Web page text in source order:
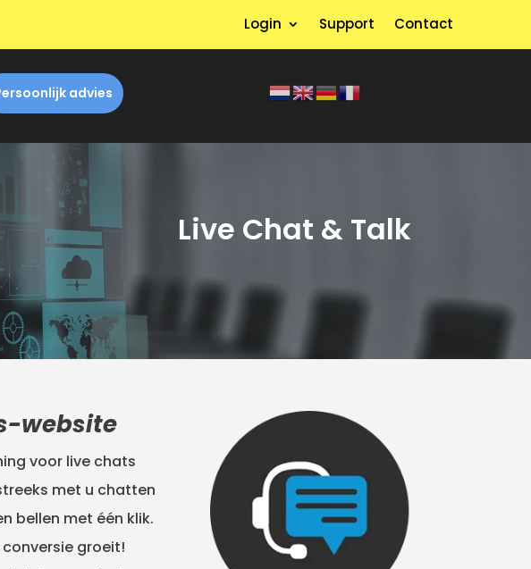
Login Support Contact
advies
Live Chat & Talk
website
voor live chats
met u chatten
bellen met één klik.
groeit!